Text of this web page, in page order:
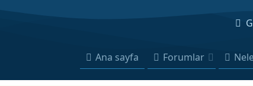
Ana sayfa Forumlar